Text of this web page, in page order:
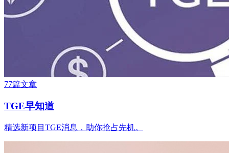
77篇文章
TGE早知道
精选新项目TGE消息，助你抢占先机。